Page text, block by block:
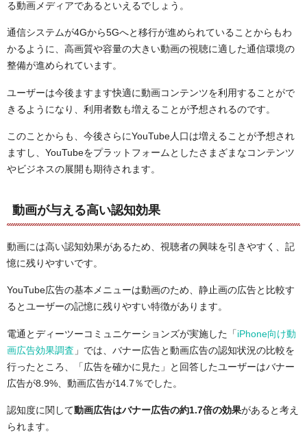
る動画メディアであるといえるでしょう。
通信システムが4Gから5Gへと移行が進められていることからもわ
かるように、高画質や容量の大きい動画の視聴に適した通信環境の
整備が進められています。
ユーザーは今後ますます快適に動画コンテンツを利用することがで
きるようになり、利用者数も増えることが予想されるのです。
このことからも、今後さらにYouTube人口は増えることが予想され
ますし、YouTubeをプラットフォームとしたさまざまなコンテンツ
やビジネスの展開も期待されます。
動画が与える高い認知効果
動画には高い認知効果があるため、視聴者の興味を引きやすく、記
憶に残りやすいです。
YouTube広告の基本メニューは動画のため、静止画の広告と比較す
るとユーザーの記憶に残りやすい特徴があります。
電通とディーツーコミュニケーションズが実施した「iPhone向け動
画広告効果調査 」では、バナー広告と動画広告の認知状況の比較を
行ったところ、「広告を確かに見た」と回答したユーザーはバナー
広告が8.9%、動画広告が14.7％でした。
認知度に関して動画広告はバナー広告の約1.7倍の効果があると考え
られます。